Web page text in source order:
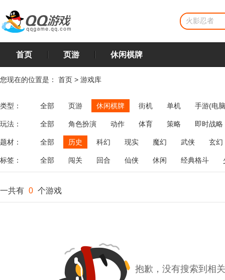
首页 页游 休闲棋牌
您现在的位置是： 首页 > 游戏库
类型： 全部 页游 休闲棋牌 街机 单机 手游(电
玩法： 全部 角色扮演 动作 体育 策略
即时战略
飞行
恋爱 第三人称射击 棋类 牌类 麻将
题材： 全部 历史 科幻 现实 魔幻 武侠 玄幻
标签： 全部 闯关 回合 仙侠 休闲 经典格斗
一共有 0 个游戏
抱歉，没有搜索到相